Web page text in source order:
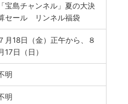
「宝島チャンネル」夏の大決
セール リンネル福袋
７月18日（金）正午から、８
17日（日）
明
明